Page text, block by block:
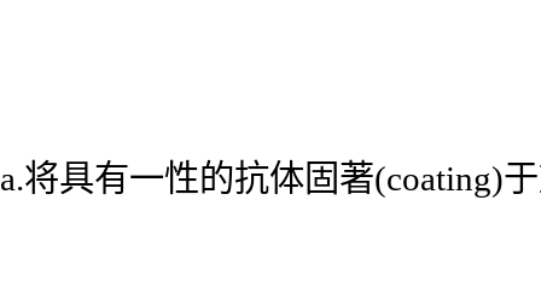
a.将具有一性的抗体固著(coating)